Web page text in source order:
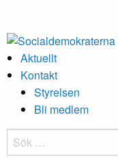
Aktuellt
Kontakt
Styrelsen
Bli medlem
Sök
efter: